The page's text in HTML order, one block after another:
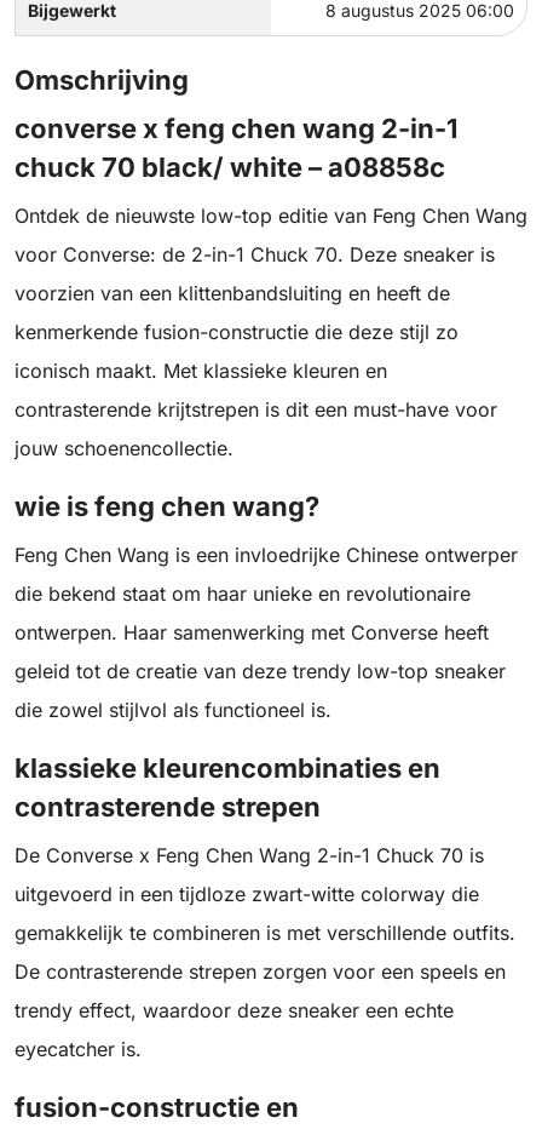
Bijgewerkt 8 augustus 2025 06:00
Omschrijving
converse x feng chen wang 2-in-1
chuck 70 black/ white – a08858c
Ontdek de nieuwste low-top editie van Feng Chen Wang
voor Converse: de 2-in-1 Chuck 70. Deze sneaker is
voorzien van een klittenbandsluiting en heeft de
kenmerkende fusion-constructie die deze stijl zo
iconisch maakt. Met klassieke kleuren en
contrasterende krijtstrepen is dit een must-have voor
jouw schoenencollectie.
wie is feng chen wang?
Feng Chen Wang is een invloedrijke Chinese ontwerper
die bekend staat om haar unieke en revolutionaire
ontwerpen. Haar samenwerking met Converse heeft
geleid tot de creatie van deze trendy low-top sneaker
die zowel stijlvol als functioneel is.
klassieke kleurencombinaties en
contrasterende strepen
De Converse x Feng Chen Wang 2-in-1 Chuck 70 is
uitgevoerd in een tijdloze zwart-witte colorway die
gemakkelijk te combineren is met verschillende outfits.
De contrasterende strepen zorgen voor een speels en
trendy effect, waardoor deze sneaker een echte
eyecatcher is.
fusion-constructie en